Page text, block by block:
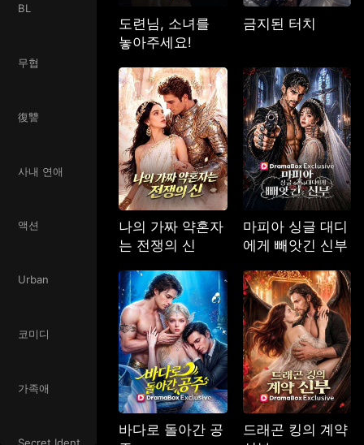
BL
무협
復讐
사내 연애
액션
Urban
코미디
가족애
도련님, 소녀를
놓아주세요!
금지된 터치
나의 가짜 약혼자
는 전쟁의 신
마피아 싱글 대디
에게 빼앗긴 신부
바다로 돌아간 공
드래곤 킹의 계약